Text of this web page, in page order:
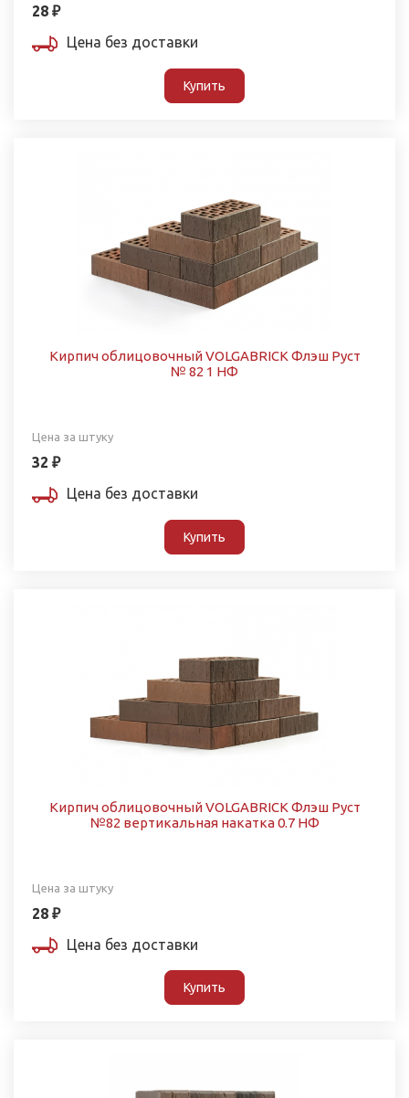
28 ₽
Цена без доставки
Купить
Кирпич облицовочный VOLGABRICK Флэш Руст
№ 82 1 НФ
Цена за штуку
32 ₽
Цена без доставки
Купить
Кирпич облицовочный VOLGABRICK Флэш Руст
№82 вертикальная накатка 0.7 НФ
Цена за штуку
28 ₽
Цена без доставки
Купить